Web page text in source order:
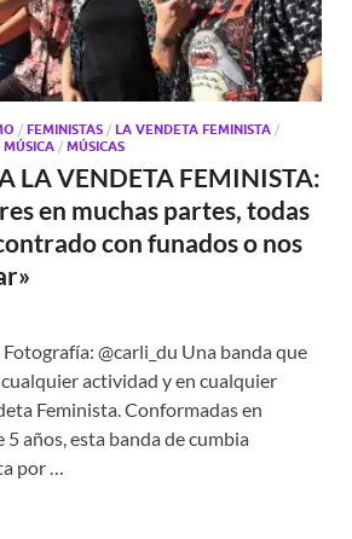
/ FEMINISTAS / LA VENDETA FEMINISTA /
MÚSICA / MÚSICAS
LA VENDETA FEMINISTA:
en muchas partes, todas
con funados o nos
@carli_du Una banda que
actividad y en cualquier
Feminista. Conformadas en
5 años, esta banda de cumbia
por …